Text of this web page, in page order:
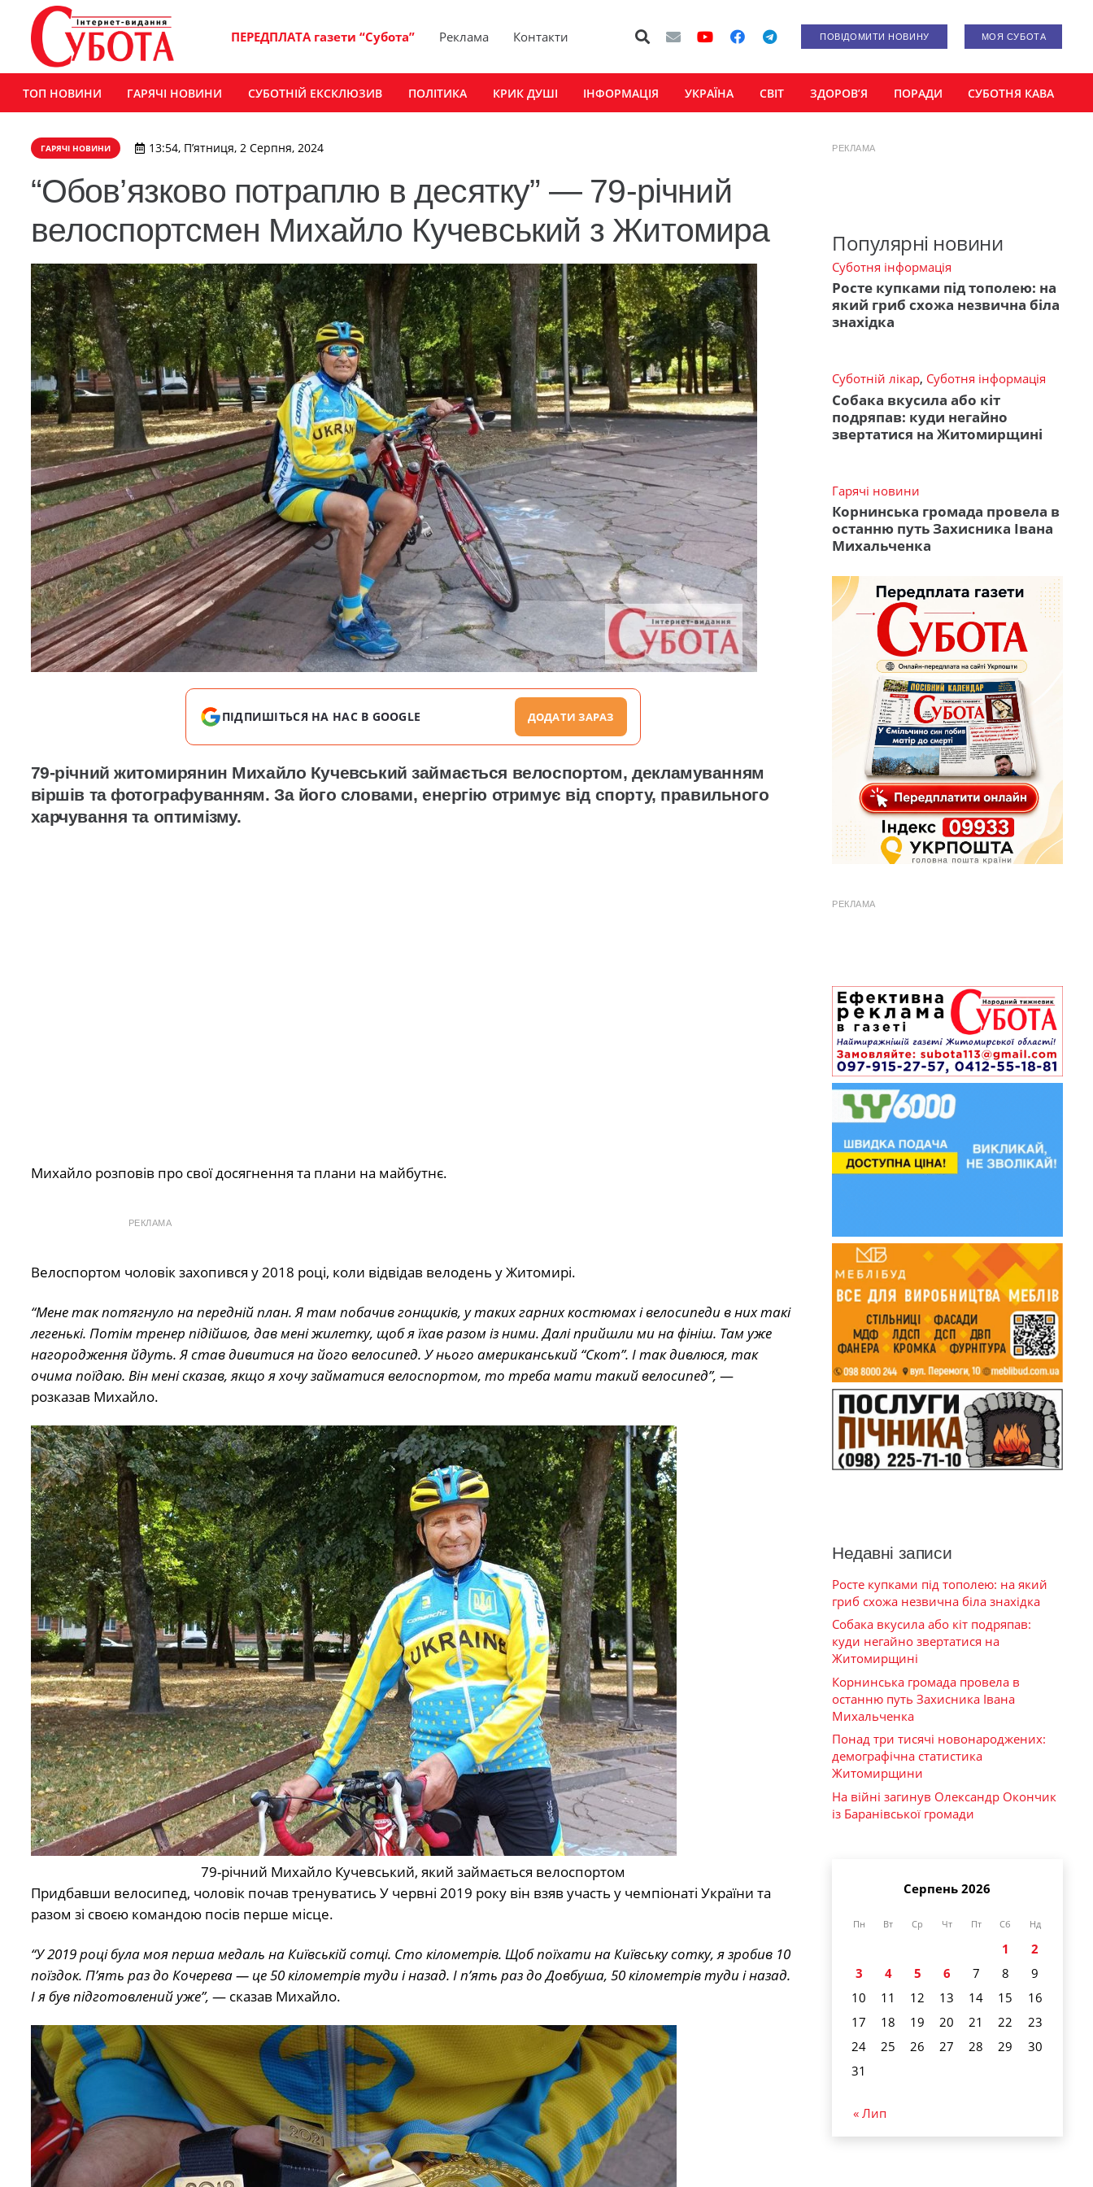
ПЕРЕДПЛАТА газети “Субота” Реклама Контакти ПОВІДОМИТИ НОВИНУ МОЯ СУБОТА
ТОП НОВИНИ ГАРЯЧІ НОВИНИ СУБОТНІЙ ЕКСКЛЮЗИВ ПОЛІТИКА КРИК ДУШІ ІНФОРМАЦІЯ УКРАЇНА СВІТ ЗДОРОВ’Я ПОРАДИ СУБОТНЯ КАВА
ГАРЯЧІ НОВИНИ 13:54, П’ятниця, 2 Серпня, 2024
“Обов’язково потраплю в десятку” — 79-річний
велоспортсмен Михайло Кучевський з Житомира
ПІДПИШІТЬСЯ НА НАС В GOOGLE ДОДАТИ ЗАРАЗ
79-річний житомирянин Михайло Кучевський займається велоспортом, декламуванням
віршів та фотографуванням. За його словами, енергію отримує від спорту, правильного
харчування та оптимізму.
Михайло розповів про свої досягнення та плани на майбутнє.
РЕКЛАМА
Велоспортом чоловік захопився у 2018 році, коли відвідав велодень у Житомирі.
“Мене так потягнуло на передній план. Я там побачив гонщиків, у таких гарних костюмах і велосипеди в них такі
легенькі. Потім тренер підійшов, дав мені жилетку, щоб я їхав разом із ними. Далі прийшли ми на фініш. Там уже
нагородження йдуть. Я став дивитися на його велосипед. У нього американський “Скот”. І так дивлюся, так
очима поїдаю. Він мені сказав, якщо я хочу займатися велоспортом, то треба мати такий велосипед”, —
розказав Михайло.
79-річний Михайло Кучевський, який займається велоспортом
Придбавши велосипед, чоловік почав тренуватись У червні 2019 року він взяв участь у чемпіонаті України та
разом зі своєю командою посів перше місце.
“У 2019 році була моя перша медаль на Київській сотці. Сто кілометрів. Щоб поїхати на Київську сотку, я зробив 10
поїздок. П’ять раз до Кочерева — це 50 кілометрів туди і назад. І п’ять раз до Довбуша, 50 кілометрів туди і назад.
І я був підготовлений уже”, — сказав Михайло.
РЕКЛАМА
Популярні новини
Суботня інформація
Росте купками під тополею: на
який гриб схожа незвична біла
знахідка
Суботній лікар, Суботня інформація
Собака вкусила або кіт
подряпав: куди негайно
звертатися на Житомирщині
Гарячі новини
Корнинська громада провела в
останню путь Захисника Івана
Михальченка
РЕКЛАМА
Недавні записи
Росте купками під тополею: на який
гриб схожа незвична біла знахідка
Собака вкусила або кіт подряпав:
куди негайно звертатися на
Житомирщині
Корнинська громада провела в
останню путь Захисника Івана
Михальченка
Понад три тисячі новонароджених:
демографічна статистика
Житомирщини
На війні загинув Олександр Окончик
із Баранівської громади
Серпень 2026
Пн Вт Ср Чт Пт Сб Нд
1
2
3
4 5 6 7 8
9
10
11 12 13 14 15
16
17
18 19 20 21 22
23
24
25 26 27 28 29
30
31
« Лип